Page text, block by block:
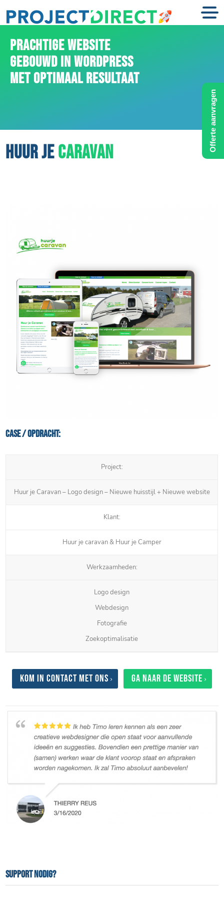
PRACHTIGE WEBSITE
GEBOUWD IN WORDPRESS
MET OPTIMAAL RESULTAAT
HUUR JECARAVAN
Case / Opdracht:
Project:
Huur je Caravan – Logo design – Nieuwe huisstijl + Nieuwe website
Klant:
Huur je caravan & Huur je Camper
Werkzaamheden:
Logo design
Webdesign
Fotografie
Zoekoptimalisatie
Kom in contact met ons Ga naar de website
Support nodig?
Offerte aanvragen